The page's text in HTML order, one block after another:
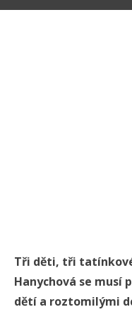
Tři děti, tři
Hanychová se musí
dětí a roztomilými